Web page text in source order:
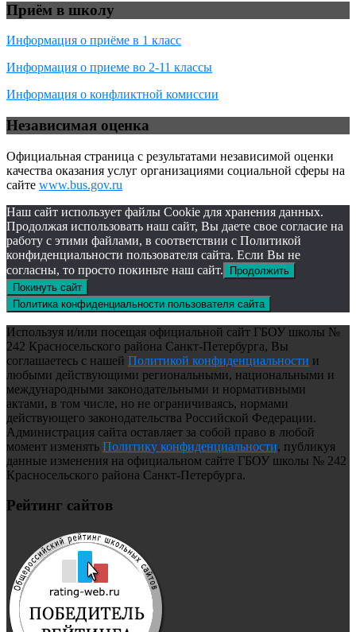
Приём в школу
Информация о приёме в 1 класс
Информация о приеме во 2-11 классы
Информация о конфликтной комиссии
Независимая оценка
Официальная страница с результатами независимой оценки
качества оказания услуг организациями социальной сферы на
сайте www.bus.gov.ru
Наш сайт использует файлы Cookie для хранения данных.
Продолжая использовать наш сайт, Вы даете свое согласие на
работу с этими файлами, в соответствии с Политикой
конфиденциальности пользователя сайта. Если Вы не
согласны, то просто покиньте наш сайт.
Продолжить
Покинуть сайт
Политика конфиденциальности пользователя сайта
Используя и/или посещая официальной сайт ГБОУ школы №
242 Красносельского района Санкт-Петербурга, Вы
соглашаетесь с нашей Политикой конфиденциальности и
любыми действующими региональными, национальными и
международными законодательными и нормативными
актами, в том числе, но не ограничиваясь, нормами
действующего законодательства Российской Федерации.
Администрация сайта оставляет за собой право в любой
момент изменять Политику конфиденциальности, публикуя
данные изменения на официальном сайте ГБОУ школы № 242
Красносельского района Санкт-Петербурга.
Рейтинг сайтов